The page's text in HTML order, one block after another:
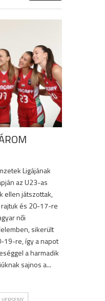
Ligájának
az U23-as
ellen játszottak,
és 20-17-re
női
sikerült
19-re, így a napot
a harmadik
sajnos a...